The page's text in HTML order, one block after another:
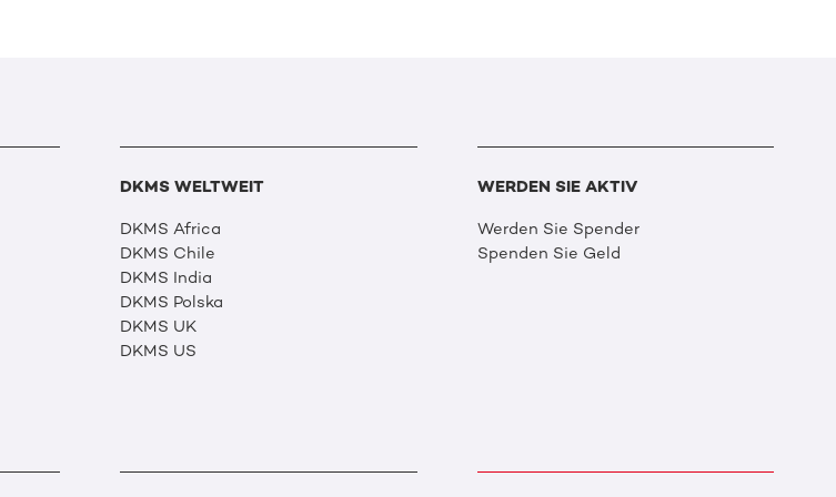
DKMS WELTWEIT
DKMS Africa
DKMS Chile
DKMS India
DKMS Polska
DKMS UK
DKMS US
WERDEN SIE AKTIV
Werden Sie Spender
Spenden Sie Geld